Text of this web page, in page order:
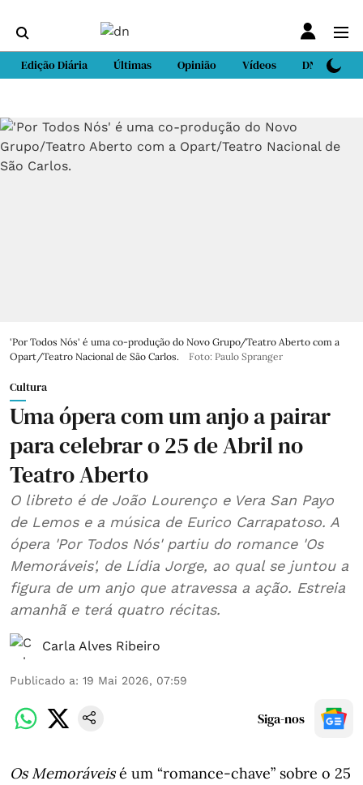
Edição Diária Últimas Opinião Vídeos DN Sport
'Por Todos Nós' é uma co-produção do Novo Grupo/Teatro Aberto com a
Opart/Teatro Nacional de São Carlos.
Foto: Paulo Spranger
Cultura
Uma ópera com um anjo a pairar
para celebrar o 25 de Abril no
Teatro Aberto
O libreto é de João Lourenço e Vera San Payo
de Lemos e a música de Eurico Carrapatoso. A
ópera 'Por Todos Nós' partiu do romance 'Os
Memoráveis', de Lídia Jorge, ao qual se juntou a
figura de um anjo que atravessa a ação. Estreia
amanhã e terá quatro récitas.
Carla Alves Ribeiro
Publicado a: 19 Mai 2026, 07:59
Siga-nos
Os Memoráveisé um “romance-chave” sobre o 25